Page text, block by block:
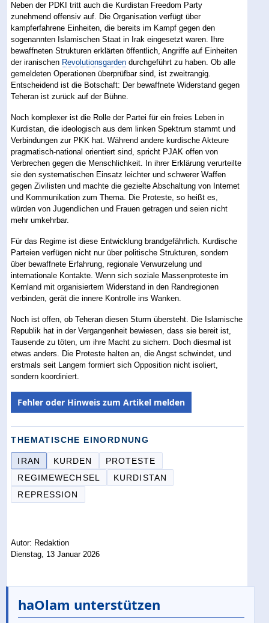
Neben der PDKI tritt auch die Kurdistan Freedom Party
zunehmend offensiv auf. Die Organisation verfügt über
kampferfahrene Einheiten, die bereits im Kampf gegen den
sogenannten Islamischen Staat in Irak eingesetzt waren. Ihre
bewaffneten Strukturen erklärten öffentlich, Angriffe auf Einheiten
der iranischen Revolutionsgarden durchgeführt zu haben. Ob alle
gemeldeten Operationen überprüfbar sind, ist zweitrangig.
Entscheidend ist die Botschaft: Der bewaffnete Widerstand gegen
Teheran ist zurück auf der Bühne.
Noch komplexer ist die Rolle der Partei für ein freies Leben in
Kurdistan, die ideologisch aus dem linken Spektrum stammt und
Verbindungen zur PKK hat. Während andere kurdische Akteure
pragmatisch-national orientiert sind, spricht PJAK offen von
Verbrechen gegen die Menschlichkeit. In ihrer Erklärung verurteilte
sie den systematischen Einsatz leichter und schwerer Waffen
gegen Zivilisten und machte die gezielte Abschaltung von Internet
und Kommunikation zum Thema. Die Proteste, so heißt es,
würden von Jugendlichen und Frauen getragen und seien nicht
mehr umkehrbar.
Für das Regime ist diese Entwicklung brandgefährlich. Kurdische
Parteien verfügen nicht nur über politische Strukturen, sondern
über bewaffnete Erfahrung, regionale Verwurzelung und
internationale Kontakte. Wenn sich soziale Massenproteste im
Kernland mit organisiertem Widerstand in den Randregionen
verbinden, gerät die innere Kontrolle ins Wanken.
Noch ist offen, ob Teheran diesen Sturm übersteht. Die Islamische
Republik hat in der Vergangenheit bewiesen, dass sie bereit ist,
Tausende zu töten, um ihre Macht zu sichern. Doch diesmal ist
etwas anders. Die Proteste halten an, die Angst schwindet, und
erstmals seit Langem formiert sich Opposition nicht isoliert,
sondern koordiniert.
Fehler oder Hinweis zum Artikel melden
THEMATISCHE EINORDNUNG
IRAN KURDEN
PROTESTE
REGIMEWECHSEL
KURDISTAN
REPRESSION
Autor: Redaktion
Dienstag, 13 Januar 2026
haOlam unterstützen